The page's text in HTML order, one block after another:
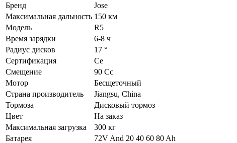
Бренд
Jose
Максимальная дальность 150 км
Модель
R5
Время зарядки
6-8 ч
Радиус дисков
17 °
Сертификация
Ce
Смещение
90 Cc
Мотор
Бесщеточный
Страна производитель
Jiangsu, China
Тормоза
Дисковый тормоз
Цвет
На заказ
Максимальная загрузка
300 кг
Батарея
72V And 20 40 60 80 Ah